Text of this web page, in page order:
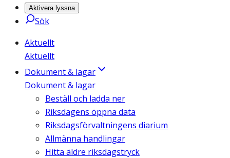
Aktivera lyssna
Sök
Aktuellt
Aktuellt
Dokument & lagar
Dokument & lagar
Beställ och ladda ner
Riksdagens öppna data
Riksdagsförvaltningens diarium
Allmänna handlingar
Hitta äldre riksdagstryck